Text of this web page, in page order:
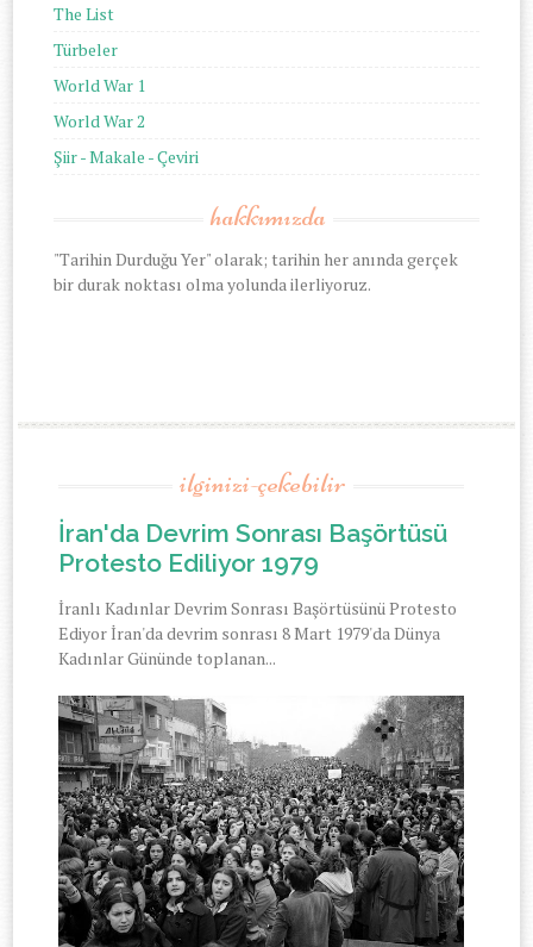
The List
Türbeler
World War 1
World War 2
Şiir - Makale - Çeviri
hakkımızda
"Tarihin Durduğu Yer" olarak; tarihin her anında gerçek
bir durak noktası olma yolunda ilerliyoruz.
ilginizi-çekebilir
İran'da Devrim Sonrası Başörtüsü
Protesto Ediliyor 1979
İranlı Kadınlar Devrim Sonrası Başörtüsünü Protesto
Ediyor İran'da devrim sonrası 8 Mart 1979'da Dünya
Kadınlar Gününde toplanan...